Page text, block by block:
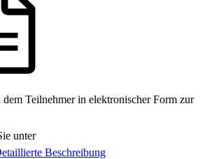
Teilnehmer in elektronischer Form zur
unter
Beschreibung